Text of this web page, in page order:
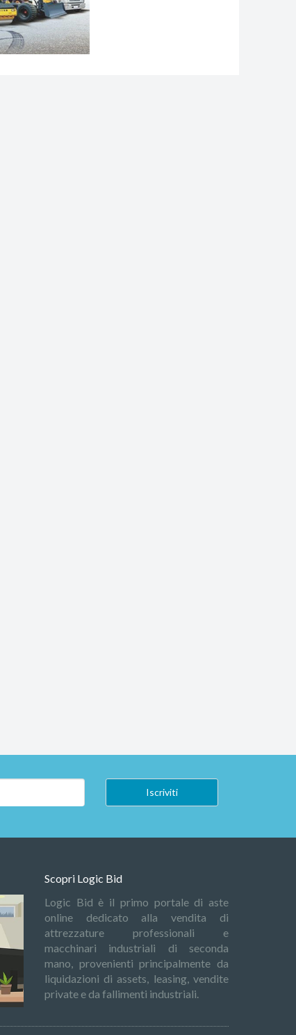
Scopri Logic Bid
Logic Bid è il primo portale di aste
online dedicato alla vendita di
attrezzature professionali e
macchinari industriali di seconda
mano, provenienti principalmente da
liquidazioni di assets, leasing, vendite
private e da fallimenti industriali.